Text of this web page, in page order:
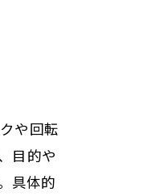
や回転
目的や
具体的